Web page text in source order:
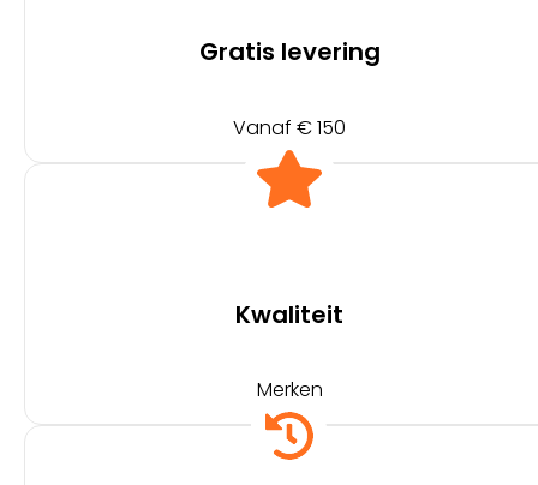
Gratis levering
Vanaf € 150
Kwaliteit
Merken